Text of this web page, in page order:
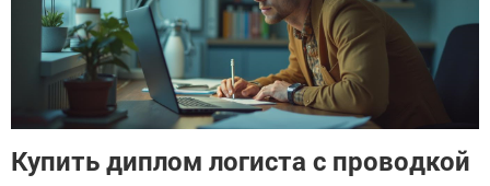
Купить диплом логиста с проводкой